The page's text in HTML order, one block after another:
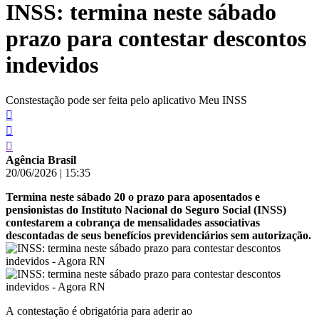
conteúdo
INSS: termina neste sábado
prazo para contestar descontos
indevidos
Constestação pode ser feita pelo aplicativo Meu INSS
Agência Brasil
20/06/2026 | 15:35
Termina neste sábado 20 o prazo para aposentados e
pensionistas do Instituto Nacional do Seguro Social (INSS)
contestarem a cobrança de mensalidades associativas
descontadas de seus benefícios previdenciários sem autorização.
A contestação é obrigatória para aderir ao